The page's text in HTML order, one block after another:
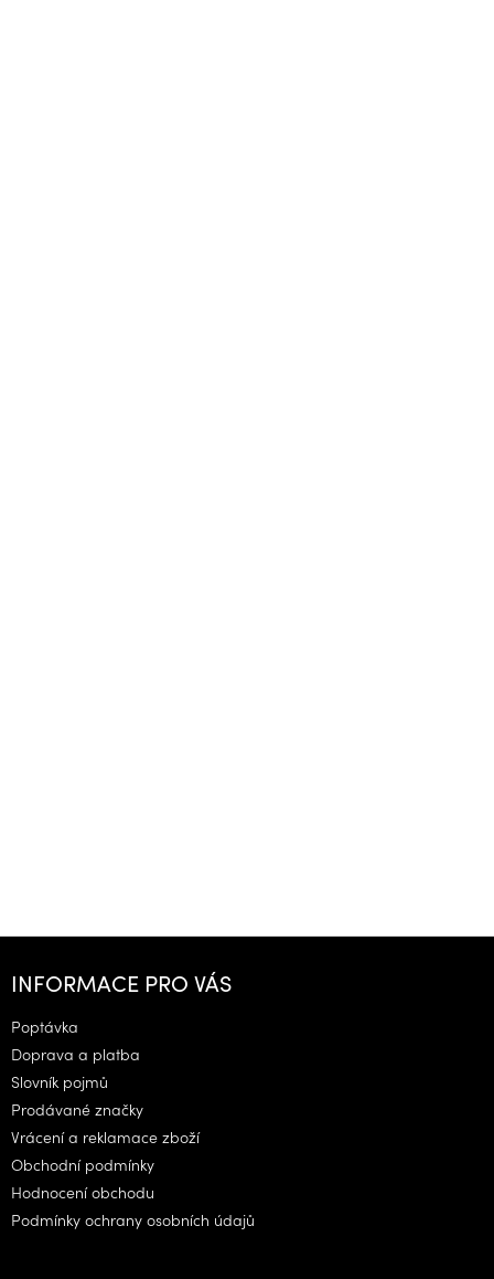
Z
INFORMACE PRO VÁS
Poptávka
Doprava a platba
Slovník pojmů
Prodávané značky
Vrácení a reklamace zboží
Obchodní podmínky
Hodnocení obchodu
Podmínky ochrany osobních údajů